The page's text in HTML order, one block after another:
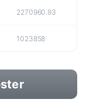
2270960.93
1023858